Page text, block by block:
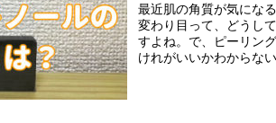
最近肌の角質が気にな
変わり目って、どうし
すよね。で、ピーリン
けれがいいかわからな